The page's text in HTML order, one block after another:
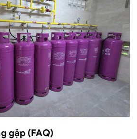
gặp (FAQ)